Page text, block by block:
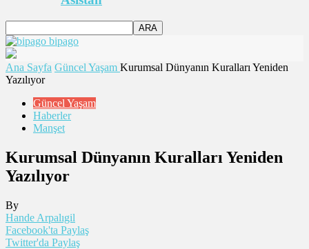
bipago
Ana Sayfa Güncel Yaşam Kurumsal Dünyanın Kuralları Yeniden
Yazılıyor
Güncel Yaşam
Haberler
Manşet
Kurumsal Dünyanın Kuralları Yeniden
Yazılıyor
By
Hande Arpalıgil
Facebook'ta Paylaş
Twitter'da Paylaş